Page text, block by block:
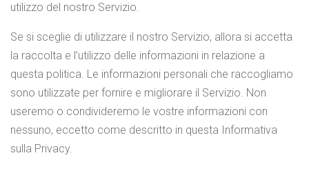
utilizzo del nostro Servizio.
Se si sceglie di utilizzare il nostro Servizio, allora si accetta
la raccolta e l’utilizzo delle informazioni in relazione a
questa politica. Le informazioni personali che raccogliamo
sono utilizzate per fornire e migliorare il Servizio. Non
useremo o condivideremo le vostre informazioni con
nessuno, eccetto come descritto in questa Informativa
sulla Privacy.